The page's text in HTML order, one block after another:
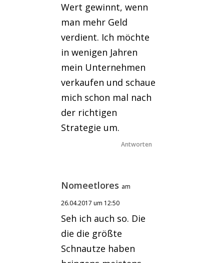
Wert gewinnt, wenn
man mehr Geld
verdient. Ich möchte
in wenigen Jahren
mein Unternehmen
verkaufen und schaue
mich schon mal nach
der richtigen
Strategie um.
Antworten
Nomeetlores am
26.04.2017 um 12:50
Seh ich auch so. Die
die die größte
Schnautze haben